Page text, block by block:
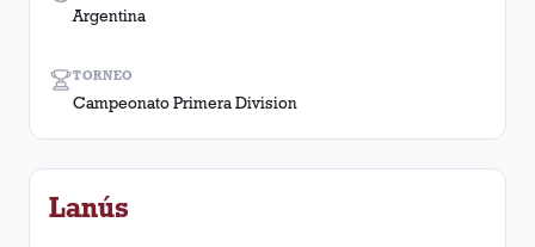
TORNEO
Campeonato Primera Division
Argentina
Lanús